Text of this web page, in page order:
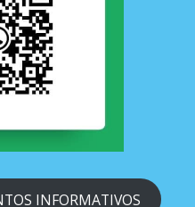
INFORMATIVOS